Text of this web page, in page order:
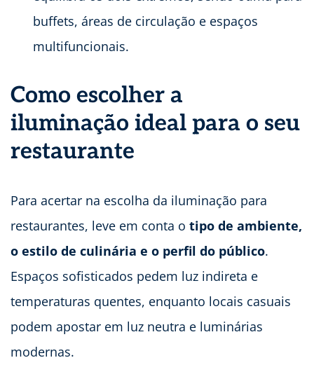
buffets, áreas de circulação e espaços
multifuncionais.
Como escolher a
iluminação ideal para o seu
restaurante
Para acertar na escolha da iluminação para
restaurantes, leve em conta o tipo de ambiente,
o estilo de culinária e o perfil do público.
Espaços sofisticados pedem luz indireta e
temperaturas quentes, enquanto locais casuais
podem apostar em luz neutra e luminárias
modernas.